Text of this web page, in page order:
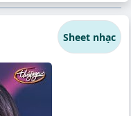
Sheet nhạc